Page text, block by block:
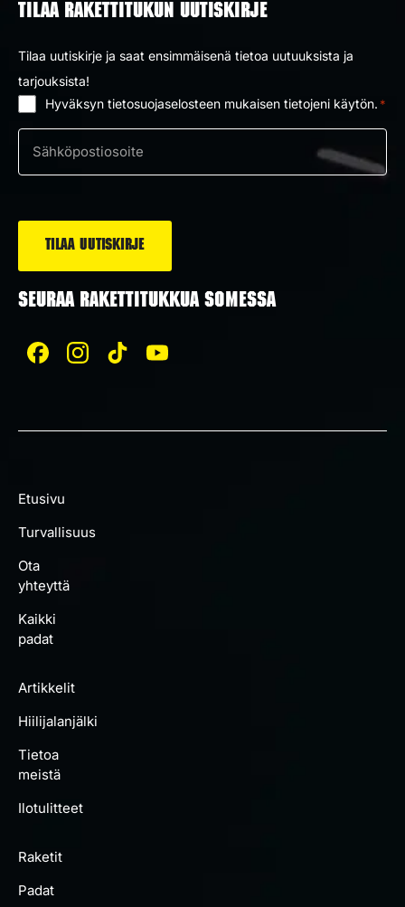
TILAA RAKETTITUKUN UUTISKIRJE
Tilaa uutiskirje ja saat ensimmäisenä tietoa uutuuksista ja
tarjouksista!
Hyväksyn tietosuojaselosteen mukaisen tietojeni käytön. *
Sähköposti
SEURAA RAKETTITUKKUA SOMESSA
Etusivu
Turvallisuus
Ota
yhteyttä
Kaikki
padat
Artikkelit
Hiilijalanjälki
Tietoa
meistä
Ilotulitteet
Raketit
Padat